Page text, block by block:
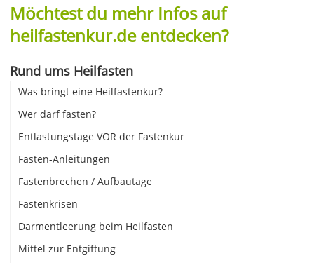
Möchtest du mehr Infos auf
heilfastenkur.de entdecken?
Rund ums Heilfasten
Was bringt eine Heilfastenkur?
Wer darf fasten?
Entlastungstage VOR der Fastenkur
Fasten-Anleitungen
Fastenbrechen / Aufbautage
Fastenkrisen
Darmentleerung beim Heilfasten
Mittel zur Entgiftung